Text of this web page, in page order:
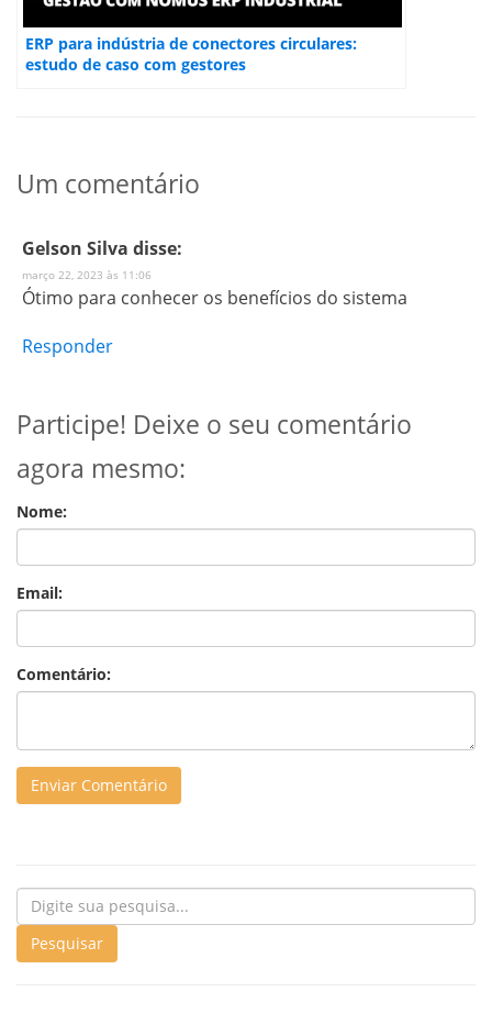
ERP para indústria de conectores circulares:
estudo de caso com gestores
Um comentário
Gelson Silva disse:
março 22, 2023 às 11:06
Ótimo para conhecer os benefícios do sistema
Responder
Participe! Deixe o seu comentário
agora mesmo:
Nome:
Email:
Comentário: